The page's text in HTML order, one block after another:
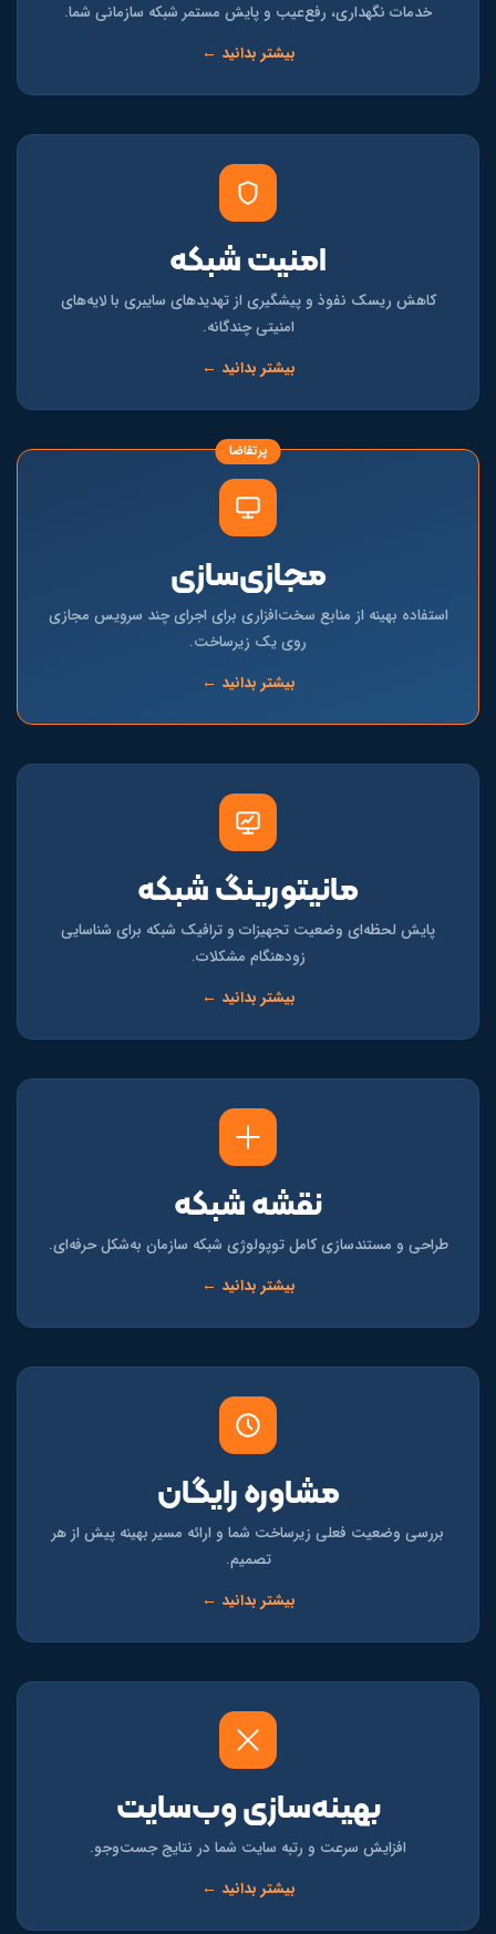
خدمات نگهداری، رفع‌عیب و پایش مستمر شبکه سازمانی شما.
بیشتر بدانید ←
امنیت شبکه
کاهش ریسک نفوذ و پیشگیری از تهدیدهای سایبری با لایه‌های
امنیتی چندگانه.
بیشتر بدانید ←
پرتقاضا
مجازی‌سازی
استفاده بهینه از منابع سخت‌افزاری برای اجرای چند سرویس مجازی
روی یک زیرساخت.
بیشتر بدانید ←
مانیتورینگ شبکه
پایش لحظه‌ای وضعیت تجهیزات و ترافیک شبکه برای شناسایی
زودهنگام مشکلات.
بیشتر بدانید ←
نقشه شبکه
طراحی و مستندسازی کامل توپولوژی شبکه سازمان به‌شکل حرفه‌ای.
بیشتر بدانید ←
مشاوره رایگان
بررسی وضعیت فعلی زیرساخت شما و ارائه مسیر بهینه پیش از هر
تصمیم.
بیشتر بدانید ←
بهینه‌سازی وب‌سایت
افزایش سرعت و رتبه سایت شما در نتایج جست‌وجو.
بیشتر بدانید ←